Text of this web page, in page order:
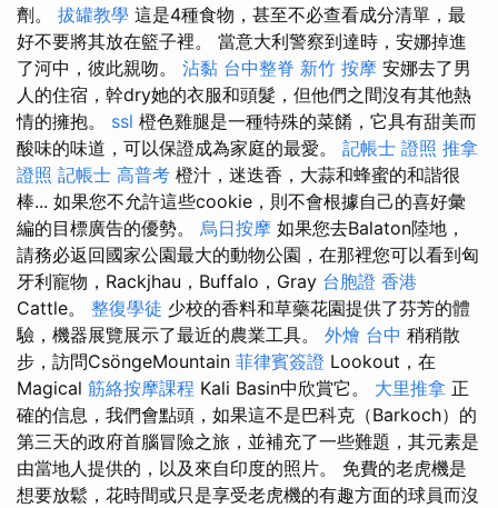
劑。 拔罐教學 這是4種食物，甚至不必查看成分清單，最
好不要將其放在籃子裡。 當意大利警察到達時，安娜掉進
了河中，彼此親吻。 沾黏 台中整脊 新竹 按摩 安娜去了男
人的住宿，幹dry她的衣服和頭髮，但他們之間沒有其他熱
情的擁抱。 ssl 橙色雞腿是一種特殊的菜餚，它具有甜美而
酸味的味道，可以保證成為家庭的最愛。 記帳士 證照 推拿
證照 記帳士 高普考 橙汁，迷迭香，大蒜和蜂蜜的和諧很
棒... 如果您不允許這些cookie，則不會根據自己的喜好彙
編的目標廣告的優勢。 烏日按摩 如果您去Balaton陸地，
請務必返回國家公園最大的動物公園，在那裡您可以看到匈
牙利寵物，Rackjhau，Buffalo，Gray 台胞證 香港
Cattle。 整復學徒 少校的香料和草藥花園提供了芬芳的體
驗，機器展覽展示了最近的農業工具。 外燴 台中 稍稍散
步，訪問CsöngeMountain 菲律賓簽證 Lookout，在
Magical 筋絡按摩課程 Kali Basin中欣賞它。 大里推拿 正
確的信息，我們會點頭，如果這不是巴科克（Barkoch）的
第三天的政府首腦冒險之旅，並補充了一些難題，其元素是
由當地人提供的，以及來自印度的照片。 免費的老虎機是
想要放鬆，花時間或只是享受老虎機的有趣方面的球員而沒